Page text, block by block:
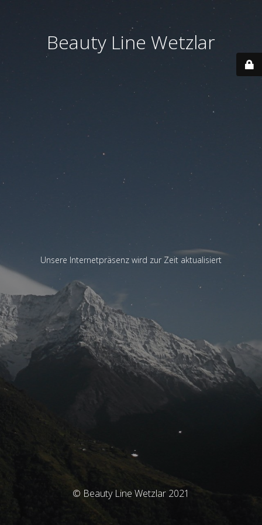
Beauty Line Wetzlar
Unsere Internetpräsenz wird zur Zeit aktualisiert
© Beauty Line Wetzlar 2021